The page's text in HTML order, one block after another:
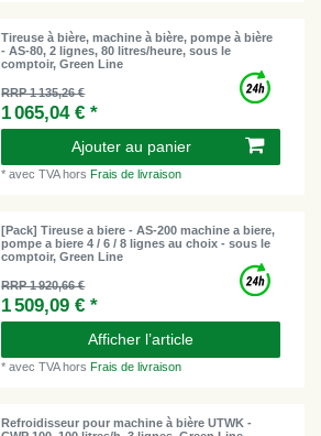
Tireuse à bière, machine à bière, pompe à bière
- AS-80, 2 lignes, 80 litres/heure, sous le
comptoir, Green Line
RRP 1 135,26 €
1 065,04 € *
Ajouter au panier
*avec TVAhorsFrais de livraison
[Pack] Tireuse a biere - AS-200 machine a biere,
pompe a biere 4 / 6 / 8 lignes au choix - sous le
comptoir, Green Line
RRP 1 920,66 €
1 509,09 € *
Afficher l’article
*avec TVAhorsFrais de livraison
Refroidisseur pour machine à bière UTWK -